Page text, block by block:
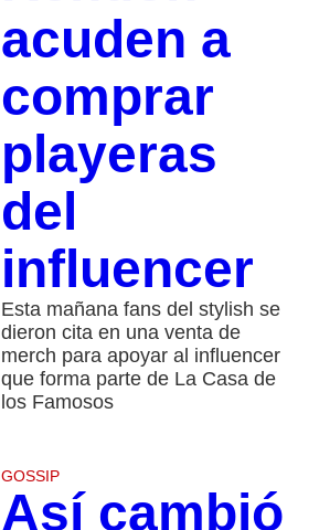
acuden a
comprar
playeras
del
influencer
Esta mañana fans del stylish se
dieron cita en una venta de
merch para apoyar al influencer
que forma parte de La Casa de
los Famosos
GOSSIP
Así cambió